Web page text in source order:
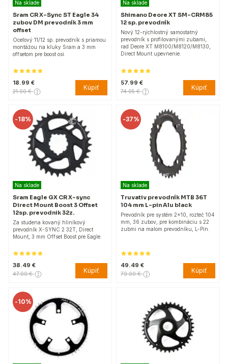
Na sklade
Sram CR X-Sync ST Eagle 34
zubov DM prevodník 3 mm
offset
Oceľový 11/12 sp. prevodník s priamou
montážou na kľuky Sram a 3 mm
offsetom pre boost osi.
18.99 €
21.00 € Kúpiť
Na sklade
Shimano Deore XT SM-CRM85
12 sp. prevodník
Nový 12-rýchlostný samostatný
prevodník s profilovanými zubami,
rad Deore XT M8100/M8120/M8130,
Direct Mount upevnenie.
57.99 €
74.05 € Kúpiť
-18%
Na sklade
Sram Eagle GX CR X-sync
Direct Mount Boost 3 Offset
12sp. prevodnik 32z.
Za studena kovaný hliníkový
prevodník X-SYNC 2 32T, Direct
Mount, 3 mm Offset Boost pre Eagle.
38.49 €
47.00 € Kúpiť
-37%
Na sklade
Truvativ prevodník MTB 36T
104 mm L-pin Alu black
Prevodník pre systém 2x10, rozteč 104
mm, 36 zubov, pre kombináciu s 22
zubmi na malom prevodníku, L-Pin.
49.49 €
79.00 € Kúpiť
-10%